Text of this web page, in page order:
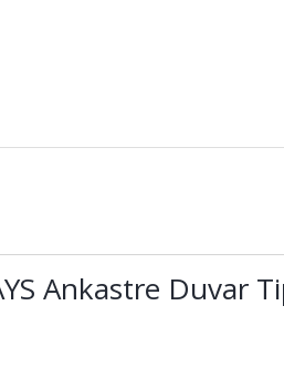
Ankastre Duvar